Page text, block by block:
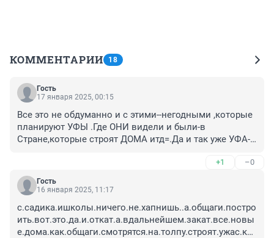
КОММЕНТАРИИ 18
Гость
17 января 2025, 00:15
Все это не обдуманно и с этими--негодными ,которые
планируют УФЫ .Где ОНИ видели и были-в
Стране,которые строят ДОМА итд=.Да и так уже УФА-
+1 –0
Гость
16 января 2025, 11:17
с.садика.ишколы.ничего.не.хапнишь..а.общаги.постро
ить.вот.это.да.и.откат.а.вдальнейшем.закат.все.новы
е.дома.как.общаги.смотрятся.на.толпу.строят.ужас.как